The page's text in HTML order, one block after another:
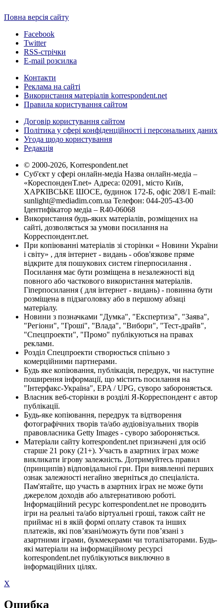
Повна версія сайту
Facebook
Twitter
RSS-стрічки
E-mail розсилка
Контакти
Реклама на сайті
Використання матеріалів korrespondent.net
Правила користування сайтом
Договір користування сайтом
Політика у сфері конфіденційності і персональних даних
Угода щодо користування
Редакція
© 2000-2026, Korrespondent.net
Суб'єкт у сфері онлайн-медіа Назва онлайн-медіа –
«КореспонденТ.net» Адреса: 02091, місто Київ,
ХАРКІВСЬКЕ ШОСЕ, будинок 172-Б, офіс 208/1 E-mail:
sunlight@mediadim.com.ua Телефон: 044-205-43-00
Ідентифікатор медіа – R40-06068
Використання будь-яких матеріалів, розміщених на
сайті, дозволяється за умови посилання на
Корреспондент.net.
При копіюванні матеріалів зі сторінки « Новини України
і світу» , для інтернет - видань - обов'язкове пряме
відкрите для пошукових систем гіперпосилання .
Посилання має бути розміщена в незалежності від
повного або часткового використання матеріалів.
Гіперпосилання ( для інтернет - видань) - повинна бути
розміщена в підзаголовку або в першому абзаці
матеріалу.
Новини з позначками "Думка", "Експертиза", "Заява",
"Регіони", "Гроші", "Влада", "Вибори", "Тест-драйв",
"Спецпроекти", "Промо" публікуються на правах
реклами.
Розділ Спецпроекти створюється спільно з
комерційними партнерами.
Будь яке копіювання, публікація, передрук, чи наступне
поширення інформації, що містить посилання на
"Інтерфакс-Україна", EPA / UPG, суворо забороняється.
Власник веб-сторінки в розділі Я-Корреспондент є автор
публікації.
Будь-яке копіювання, передрук та відтворення
фотографічних творів та/або аудіовізуальних творів
правовласника Getty Images - суворо забороняється.
Матеріали сайту korrespondent.net призначені для осіб
старше 21 року (21+). Участь в азартних іграх може
викликати ігрову залежність. Дотримуйтесь правил
(принципів) відповідальної гри. При виявленні перших
ознак залежності негайно зверніться до спеціаліста.
Пам'ятайте, що участь в азартних іграх не може бути
джерелом доходів або альтернативою роботі.
Інформаційний ресурс korrespondent.net не проводить
ігри на реальні та/або віртуальні гроші, також сайт не
приймає ні в якій формі оплату ставок та інших
платежів, які пов’язані/можуть бути пов’язані з
азартними іграми, букмекерами чи тоталізаторами. Будь-
які матеріали на інформаційному ресурсі
korrespondent.net публікуються виключно в
інформаційних цілях.
X
Ошибка